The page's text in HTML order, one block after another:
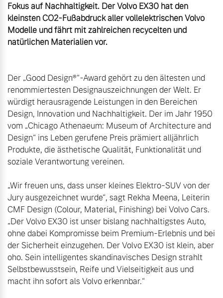
Fokus auf Nachhaltigkeit. Der Volvo EX30 hat den
kleinsten CO2-Fußabdruck aller vollelektrischen Volvo
Modelle und fährt mit zahlreichen recycelten und
Der „Good Design®“-Award gehört zu den ältesten und
renommiertesten Designauszeichnungen der Welt. Er
würdigt herausragende Leistungen in den Bereichen
Design, Innovation und Nachhaltigkeit. Der im Jahr 1950
vom „Chicago Athenaeum: Museum of Architecture and
Design“ ins Leben gerufene Preis prämiert alljährlich
Produkte, die ästhetische Qualität, Funktionalität und
soziale Verantwortung vereinen.
„Wir freuen uns, dass unser kleines Elektro-SUV von der
Jury ausgezeichnet wurde“, sagt Rekha Meena, Leiterin
CMF Design (Colour, Material, Finishing) bei Volvo Cars.
„Der Volvo EX30 ist unser bislang nachhaltigstes Auto,
ohne dabei Kompromisse beim Premium-Erlebnis und bei
der Sicherheit einzugehen. Der Volvo EX30 ist klein, aber
oho. Sein intelligentes skandinavisches Design strahlt
Selbstbewusstsein, Reife und Vielseitigkeit aus und
macht ihn sofort als Volvo erkennbar.“